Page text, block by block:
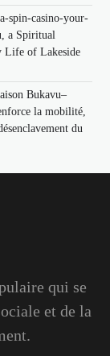
spin-casino-your-
a Spiritual
Life of Lakeside
Bukavu–
la mobilité,
du
qui se
et de la